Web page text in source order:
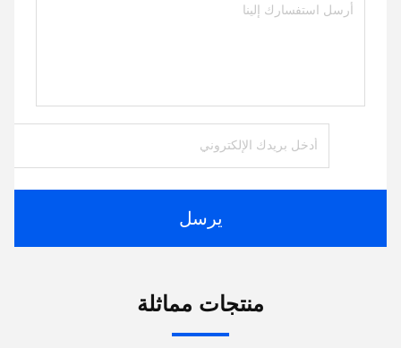
يرسل
منتجات مماثلة